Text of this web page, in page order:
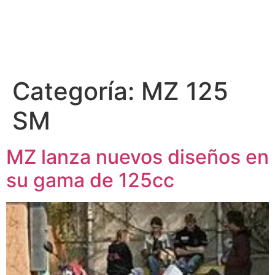
Categoría: MZ 125
SM
MZ lanza nuevos diseños en
su gama de 125cc